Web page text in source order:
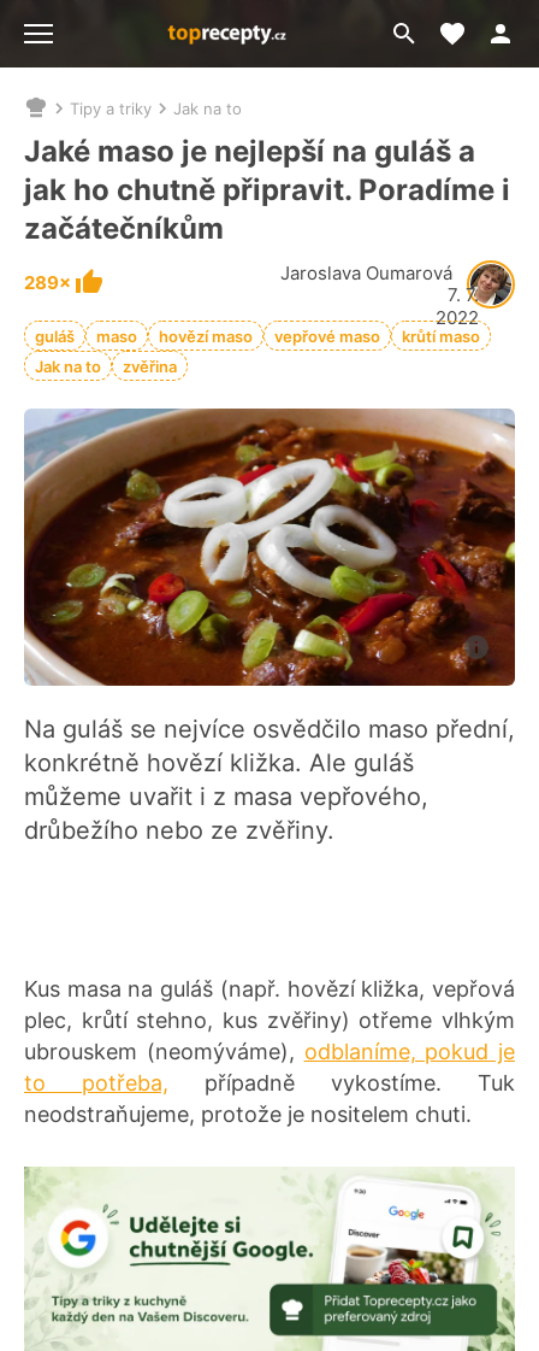
Přejít
na
Moje
Nacházíte
se
zde:
Tipy a triky Jak na to
Jaké maso je nejlepší na guláš a
jak ho chutně připravit. Poradíme i
začátečníkům
289×
Jaroslava Oumarová
7. 7.
2022
guláš maso hovězí maso vepřové maso
krůtí maso
Jak na to
zvěřina
Na guláš se nejvíce osvědčilo maso přední,
konkrétně hovězí kližka. Ale guláš
můžeme uvařit i z masa vepřového,
drůbežího nebo ze zvěřiny.
Kus masa na guláš (např. hovězí kližka, vepřová
plec, krůtí stehno, kus zvěřiny) otřeme vlhkým
ubrouskem (neomýváme), odblaníme, pokud je
to potřeba, případně vykostíme. Tuk
neodstraňujeme, protože je nositelem chuti.